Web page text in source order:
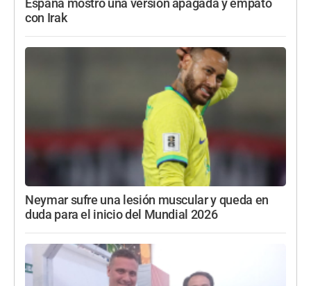
España mostró una versión apagada y empató
con Irak
Neymar sufre una lesión muscular y queda en
duda para el inicio del Mundial 2026